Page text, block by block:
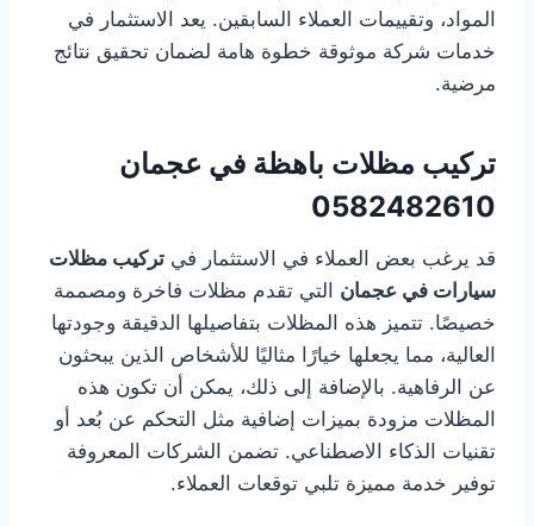
المواد، وتقييمات العملاء السابقين. يعد الاستثمار في
خدمات شركة موثوقة خطوة هامة لضمان تحقيق نتائج
مرضية.
تركيب مظلات باهظة في عجمان
0582482610
قد يرغب بعض العملاء في الاستثمار في تركيب مظلات
سيارات في عجمان التي تقدم مظلات فاخرة ومصممة
خصيصًا. تتميز هذه المظلات بتفاصيلها الدقيقة وجودتها
العالية، مما يجعلها خيارًا مثاليًا للأشخاص الذين يبحثون
عن الرفاهية. بالإضافة إلى ذلك، يمكن أن تكون هذه
المظلات مزودة بميزات إضافية مثل التحكم عن بُعد أو
تقنيات الذكاء الاصطناعي. تضمن الشركات المعروفة
توفير خدمة مميزة تلبي توقعات العملاء.